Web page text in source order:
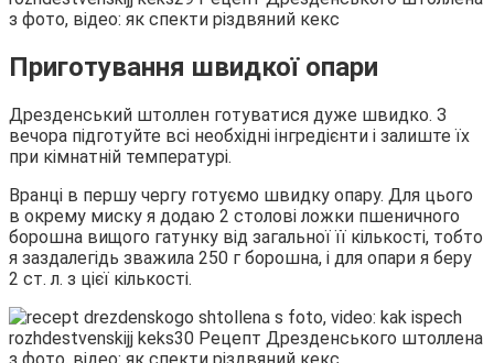
Приготування швидкої опари
Дрезденський штоллен готуватися дуже швидко. З
вечора підготуйте всі необхідні інгредієнти і залиште їх
при кімнатній температурі.
Вранці в першу чергу готуємо швидку опару. Для цього
в окрему миску я додаю 2 столові ложки пшеничного
борошна вищого гатунку від загальної її кількості, тобто
я заздалегідь зважила 250 г борошна, і для опари я беру
2 ст. л. з цієї кількості.